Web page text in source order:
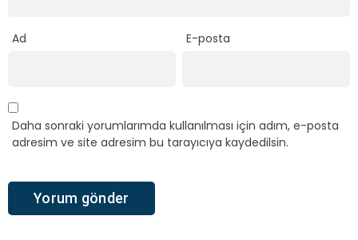
Ad E-posta
Daha sonraki yorumlarımda kullanılması için adım, e-posta
adresim ve site adresim bu tarayıcıya kaydedilsin.